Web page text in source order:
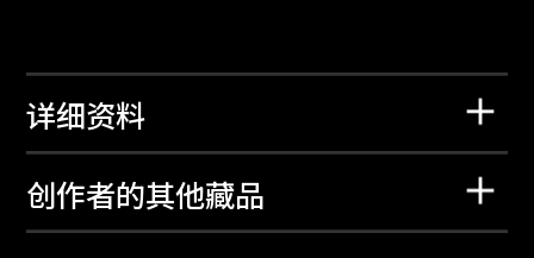
详细资料
创作者的其他藏品